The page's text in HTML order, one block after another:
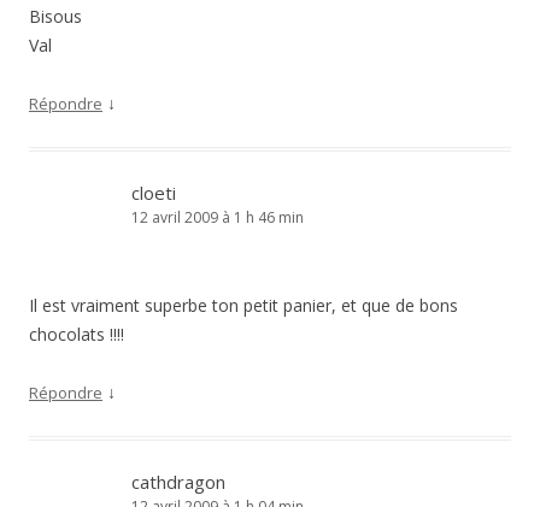
Bisous
Val
Répondre ↓
cloeti
12 avril 2009 à 1 h 46 min
Il est vraiment superbe ton petit panier, et que de bons
chocolats !!!!
Répondre ↓
cathdragon